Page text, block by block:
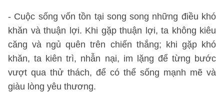
- Cuộc sống vốn tồn tại song song những điều khó
khăn và thuận lợi. Khi gặp thuận lợi, ta không kiêu
căng và ngủ quên trên chiến thắng; khi gặp khó
khăn, ta kiên trì, nhẫn nại, im lặng để từng bước
vượt qua thử thách, để có thể sống mạnh mẽ và
giàu lòng yêu thương.